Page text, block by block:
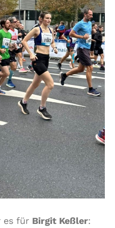
es für Birgit Keßler: